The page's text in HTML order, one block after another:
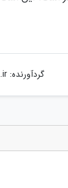
گردآورنده: